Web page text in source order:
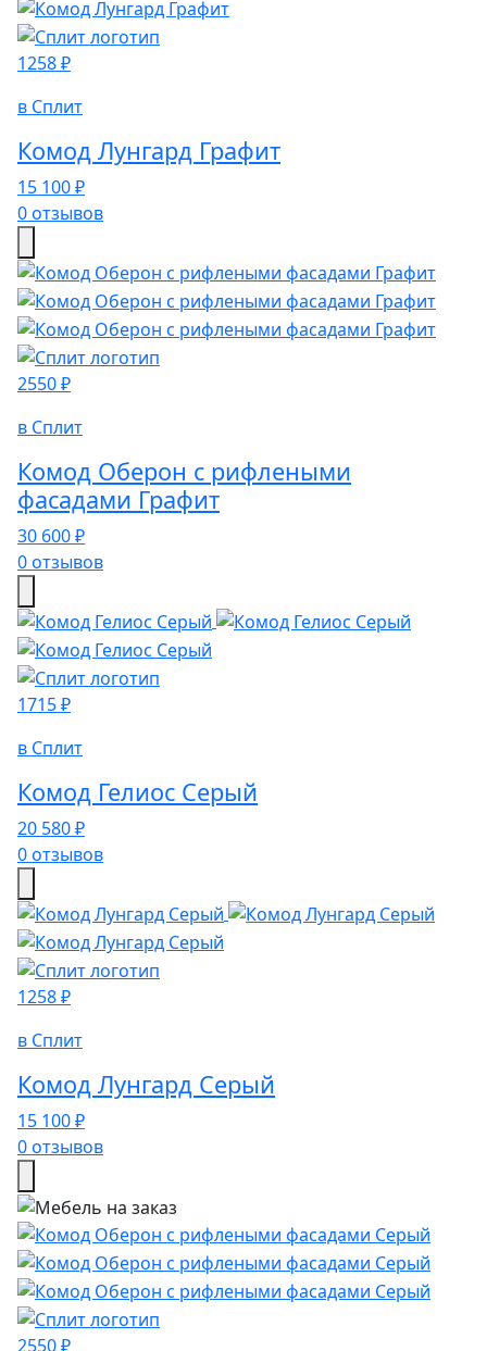
1258 ₽
в Сплит
Комод Лунгард Графит
15 100 ₽
0 отзывов
2550 ₽
в Сплит
Комод Оберон с рифлеными
фасадами Графит
30 600 ₽
0 отзывов
1715 ₽
в Сплит
Комод Гелиос Серый
20 580 ₽
0 отзывов
1258 ₽
в Сплит
Комод Лунгард Серый
15 100 ₽
0 отзывов
2550 ₽